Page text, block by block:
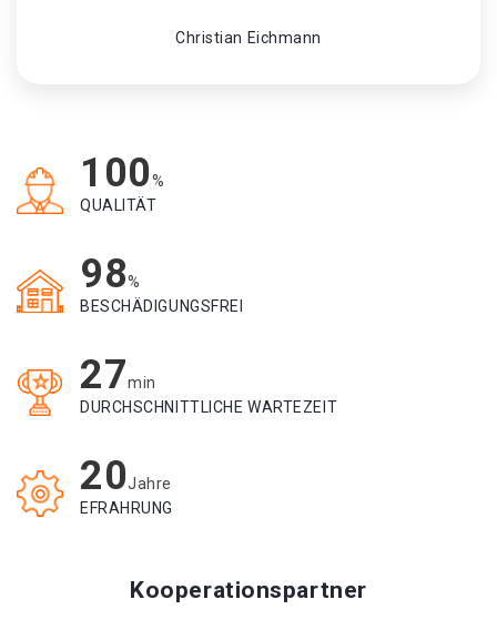
Christian Eichmann
100%
QUALITÄT
98%
BESCHÄDIGUNGSFREI
27min
DURCHSCHNITTLICHE WARTEZEIT
20Jahre
EFRAHRUNG
Kooperationspartner